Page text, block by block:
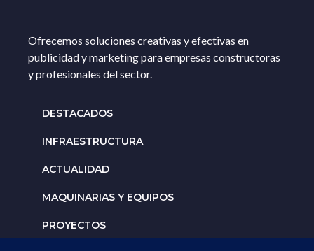
Ofrecemos soluciones creativas y efectivas en
publicidad y marketing para empresas constructoras
y profesionales del sector.
DESTACADOS
INFRAESTRUCTURA
ACTUALIDAD
MAQUINARIAS Y EQUIPOS
PROYECTOS